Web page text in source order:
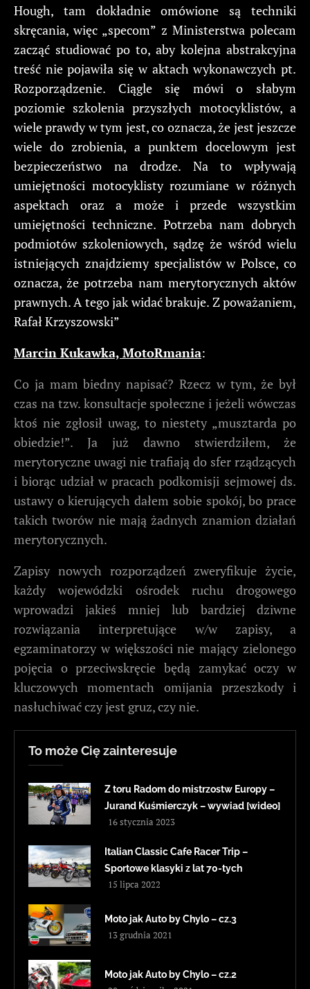
Hough, tam dokładnie omówione są techniki
skręcania, więc „specom” z Ministerstwa polecam
zacząć studiować po to, aby kolejna abstrakcyjna
treść nie pojawiła się w aktach wykonawczych pt.
Rozporządzenie. Ciągle się mówi o słabym
poziomie szkolenia przyszłych motocyklistów, a
wiele prawdy w tym jest, co oznacza, że jest jeszcze
wiele do zrobienia, a punktem docelowym jest
bezpieczeństwo na drodze. Na to wpływają
umiejętności motocyklisty rozumiane w różnych
aspektach oraz a może i przede wszystkim
umiejętności techniczne. Potrzeba nam dobrych
podmiotów szkoleniowych, sądzę że wśród wielu
istniejących znajdziemy specjalistów w Polsce, co
oznacza, że potrzeba nam merytorycznych aktów
prawnych. A tego jak widać brakuje. Z poważaniem,
Rafał Krzyszowski”
Marcin Kukawka, MotoRmania:
Co ja mam biedny napisać? Rzecz w tym, że był
czas na tzw. konsultacje społeczne i jeżeli wówczas
ktoś nie zgłosił uwag, to niestety „musztarda po
obiedzie!”. Ja już dawno stwierdziłem, że
merytoryczne uwagi nie trafiają do sfer rządzących
i biorąc udział w pracach podkomisji sejmowej ds.
ustawy o kierujących dałem sobie spokój, bo prace
takich tworów nie mają żadnych znamion działań
merytorycznych.
Zapisy nowych rozporządzeń zweryfikuje życie,
każdy wojewódzki ośrodek ruchu drogowego
wprowadzi jakieś mniej lub bardziej dziwne
rozwiązania interpretujące w/w zapisy, a
egzaminatorzy w większości nie mający zielonego
pojęcia o przeciwskręcie będą zamykać oczy w
kluczowych momentach omijania przeszkody i
nasłuchiwać czy jest gruz, czy nie.
To może Cię zainteresuje
Z toru Radom do mistrzostw Europy –
Jurand Kuśmierczyk – wywiad [wideo]
16 stycznia 2023
Italian Classic Cafe Racer Trip –
Sportowe klasyki z lat 70-tych
15 lipca 2022
Moto jak Auto by Chylo – cz.3
13 grudnia 2021
Moto jak Auto by Chylo – cz.2